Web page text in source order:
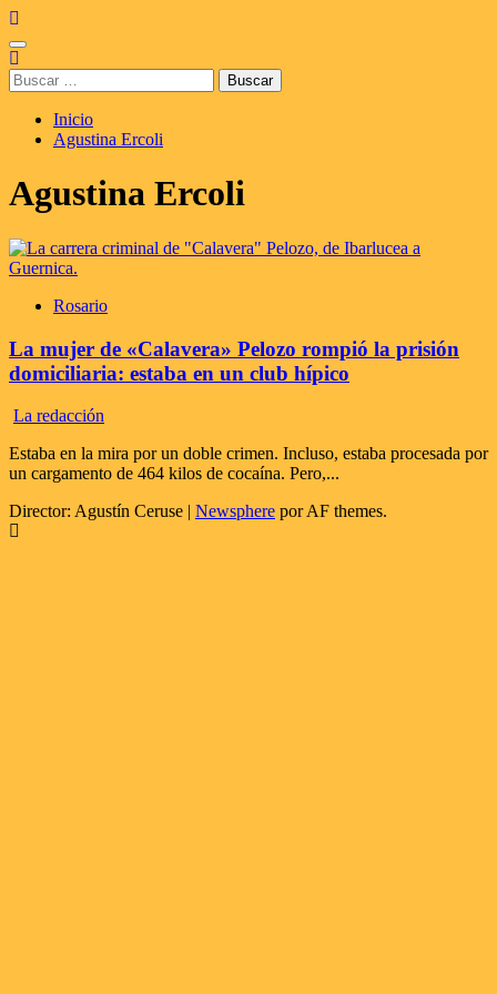
Saltar
al
contenido
Menú
principal
Buscar:
Inicio
Agustina Ercoli
Agustina Ercoli
Rosario
La mujer de «Calavera» Pelozo rompió la prisión
domiciliaria: estaba en un club hípico
La redacción
Estaba en la mira por un doble crimen. Incluso, estaba procesada por
un cargamento de 464 kilos de cocaína. Pero,...
Director: Agustín Ceruse | Newsphere por AF themes.